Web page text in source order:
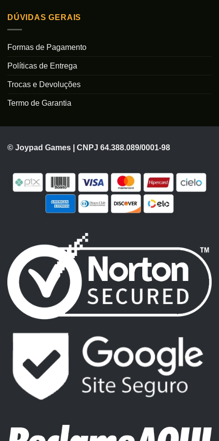
DÚVIDAS GERAIS
Formas de Pagamento
Políticas de Entrega
Trocas e Devoluções
Termo de Garantia
© Joypad Games | CNPJ 64.388.089/0001-98